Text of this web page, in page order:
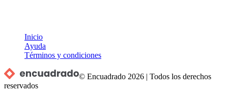
Inicio
Ayuda
Términos y condiciones
© Encuadrado 2026 |Todos los derechos
reservados